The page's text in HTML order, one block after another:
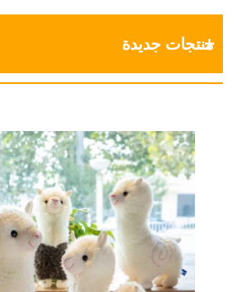
منتجات جديدة